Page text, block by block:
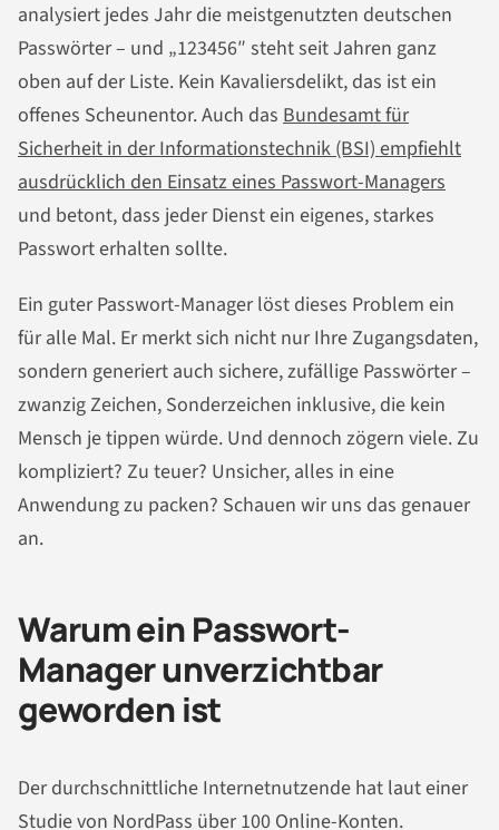
analysiert jedes Jahr die meistgenutzten deutschen
Passwörter – und „123456″ steht seit Jahren ganz
oben auf der Liste. Kein Kavaliersdelikt, das ist ein
offenes Scheunentor. Auch das Bundesamt für
Sicherheit in der Informationstechnik (BSI) empfiehlt
ausdrücklich den Einsatz eines Passwort-Managers
und betont, dass jeder Dienst ein eigenes, starkes
Passwort erhalten sollte.
Ein guter Passwort-Manager löst dieses Problem ein
für alle Mal. Er merkt sich nicht nur Ihre Zugangsdaten,
sondern generiert auch sichere, zufällige Passwörter –
zwanzig Zeichen, Sonderzeichen inklusive, die kein
Mensch je tippen würde. Und dennoch zögern viele. Zu
kompliziert? Zu teuer? Unsicher, alles in eine
Anwendung zu packen? Schauen wir uns das genauer
an.
Warum ein Passwort-
Manager unverzichtbar
geworden ist
Der durchschnittliche Internetnutzende hat laut einer
Studie von NordPass über 100 Online-Konten.